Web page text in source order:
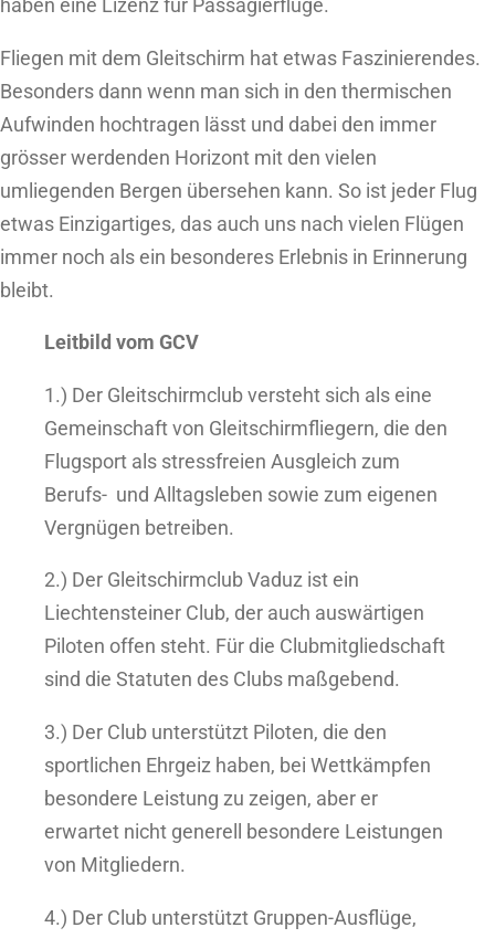
haben eine Lizenz für Passagierflüge.
Fliegen mit dem Gleitschirm hat etwas Faszinierendes.
Besonders dann wenn man sich in den thermischen
Aufwinden hochtragen lässt und dabei den immer
grösser werdenden Horizont mit den vielen
umliegenden Bergen übersehen kann. So ist jeder Flug
etwas Einzigartiges, das auch uns nach vielen Flügen
immer noch als ein besonderes Erlebnis in Erinnerung
bleibt.
Leitbild vom GCV
1.) Der Gleitschirmclub versteht sich als eine
Gemeinschaft von Gleitschirmfliegern, die den
Flugsport als stressfreien Ausgleich zum
Berufs- und Alltagsleben sowie zum eigenen
Vergnügen betreiben.
2.) Der Gleitschirmclub Vaduz ist ein
Liechtensteiner Club, der auch auswärtigen
Piloten offen steht. Für die Clubmitgliedschaft
sind die Statuten des Clubs maßgebend.
3.) Der Club unterstützt Piloten, die den
sportlichen Ehrgeiz haben, bei Wettkämpfen
besondere Leistung zu zeigen, aber er
erwartet nicht generell besondere Leistungen
von Mitgliedern.
4.) Der Club unterstützt Gruppen-Ausflüge,